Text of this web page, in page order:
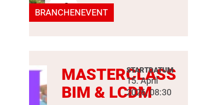
BRANCHENEVENT
+2
MASTERCLASS
BIM & LCDM
STARTDATUM
15. April
2026, 08:30